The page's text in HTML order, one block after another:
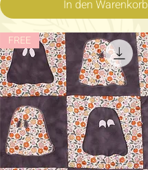
In den Warenkorb
FREE